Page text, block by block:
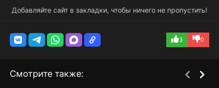
Добавляйте сайт в закладки, чтобы ничего не пропустить!
3 0
Смотрите также: